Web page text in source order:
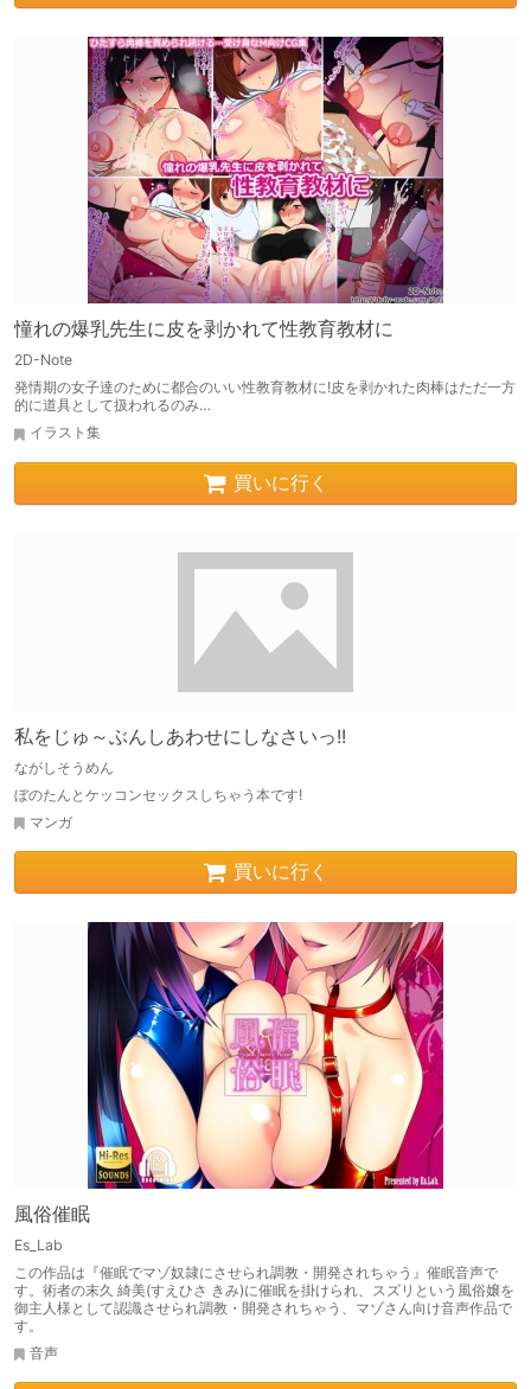
憧れの爆乳先生に皮を剥かれて性教育教材に
2D-Note
発情期の女子達のために都合のいい性教育教材に!皮を剥かれた肉棒はただ一方
的に道具として扱われるのみ…
イラスト集
買いに行く
私をじゅ～ぶんしあわせにしなさいっ!!
ながしそうめん
ぼのたんとケッコンセックスしちゃう本です!
マンガ
買いに行く
風俗催眠
Es_Lab
この作品は『催眠でマゾ奴隷にさせられ調教・開発されちゃう』催眠音声で
す。術者の末久 綺美(すえひさ きみ)に催眠を掛けられ、スズリという風俗嬢を
御主人様として認識させられ調教・開発されちゃう、マゾさん向け音声作品で
す。
音声